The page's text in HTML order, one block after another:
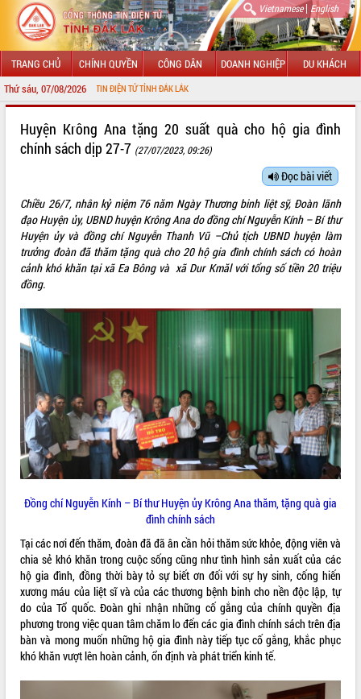
Vietnamese| English
TRANG CHỦ CHÍNH QUYỀN CÔNG DÂN DOANH NGHIỆP DU KHÁCH
Thứ sáu, 07/08/2026
THÔNG TIN ĐIỆN TỬ TỈNH ĐẮK LẮK
LÃNH ĐẠO UBND TỈNH
SỞ, BAN, NGÀNH
UBND CÁC XÃ, PHƯỜNG
THÔNG TIN CHỈ ĐẠO ĐIỀU HÀNH
HỆ THỐNG VĂN BẢN
VĂN BẢN HĐND TỈNH
ĐIỂM TIN VĂN BẢN
QUY HOẠCH - KẾ HOẠCH
Huyện Krông Ana tặng 20 suất quà cho hộ gia đình
chính sách dịp 27-7 (27/07/2023, 09:26)
Đọc bài viết
Chiều 26/7, nhân kỷ niệm 76 năm Ngày Thương binh liệt sỹ, Đoàn lãnh
đạo Huyện ủy, UBND huyện Krông Ana do đồng chí Nguyễn Kính – Bí thư
Huyện ủy và đồng chí Nguyễn Thanh Vũ –Chủ tịch UBND huyện làm
trưởng đoàn đã thăm tặng quà cho 20 hộ gia đình chính sách có hoàn
cảnh khó khăn tại xã Ea Bông và xã Dur Kmăl với tổng số tiền 20 triệu
đồng.
Đồng chí Nguyễn Kính – Bí thư Huyện ủy Krông Ana thăm, tặng quà gia
đình chính sách
Tại các nơi đến thăm, đoàn đã đã ân cần hỏi thăm sức khỏe, động viên và
chia sẻ khó khăn trong cuộc sống cũng như tình hình sản xuất của các
hộ gia đình, đồng thời bày tỏ sự biết ơn đối với sự hy sinh, cống hiến
xương máu của liệt sĩ và của các thương bệnh binh cho nền độc lập, tự
do của Tổ quốc. Đoàn ghi nhận những cố gắng của chính quyền địa
phương trong việc quan tâm chăm lo đến các gia đình chính sách trên địa
bàn và mong muốn những hộ gia đình này tiếp tục cố gắng, khắc phục
khó khăn vượt lên hoàn cảnh, ổn định và phát triển kinh tế.